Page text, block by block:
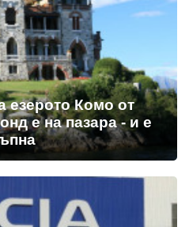
езерото Комо от
е на пазара - и е